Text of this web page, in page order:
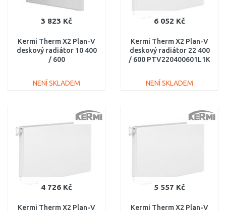
3 823 Kč
Kermi Therm X2 Plan-V
deskový radiátor 10 400
/ 600
NENÍ SKLADEM
Porovnat
6 052 Kč
Kermi Therm X2 Plan-V
deskový radiátor 22 400
/ 600 PTV220400601L1K
NENÍ SKLADEM
Porovnat
4 726 Kč
Kermi Therm X2 Plan-V
5 557 Kč
Kermi Therm X2 Plan-V